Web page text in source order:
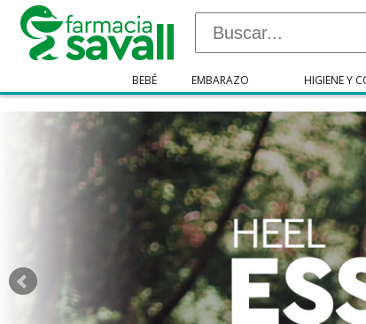
BEBÉ EMBARAZO HIGIENE Y